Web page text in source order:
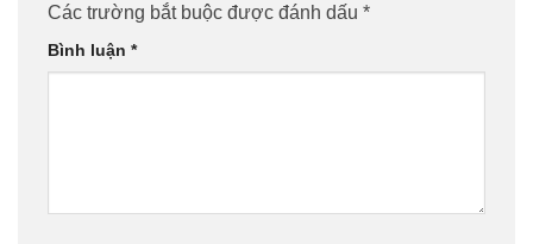
Các trường bắt buộc được đánh dấu *
Bình luận *